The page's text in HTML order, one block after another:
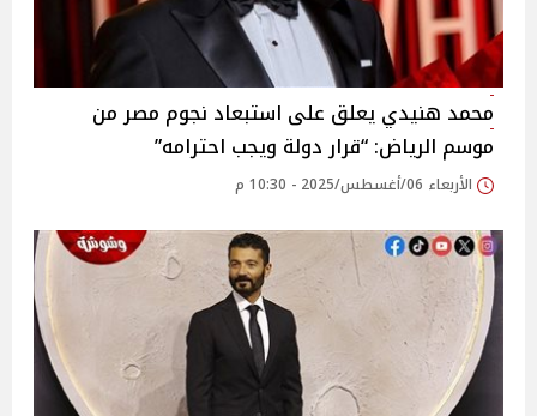
محمد هنيدي يعلق على استبعاد نجوم مصر من
موسم الرياض: “قرار دولة ويجب احترامه”‎
الأربعاء 06/أغسطس/2025 - 10:30 م